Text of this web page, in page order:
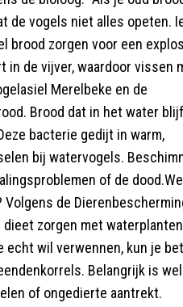
de vogels niet alles opeten.
brood zorgen voor een
de vijver, waardoor vissen
Merelbeke en de
Brood dat in het water
bacterie gedijt in warm,
bij watervogels.
of de dood.Wel
de
zorgen met
echt wil verwennen, kun je
Belangrijk is
of ongedierte aantrekt.